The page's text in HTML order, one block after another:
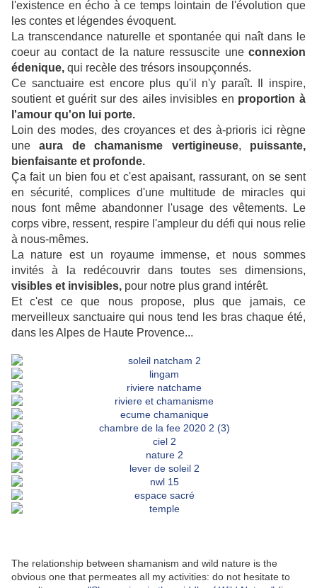
l'existence en écho à ce temps lointain de l'évolution que
les contes et légendes évoquent.
La transcendance naturelle et spontanée qui naît dans le
coeur au contact de la nature ressuscite une connexion
édenique, qui recèle des trésors insoupçonnés.
Ce sanctuaire est encore plus qu'il n'y paraît. Il inspire,
soutient et guérit sur des ailes invisibles en proportion à
l'amour qu'on lui porte.
Loin des modes, des croyances et des à-prioris ici règne
uneaura de chamanisme vertigineuse, puissante,
bienfaisante et profonde.
Ça fait un bien fou et c'est apaisant, rassurant, on se sent
en sécurité, complices d'une multitude de miracles qui
nous font même abandonner l'usage des vêtements. Le
corps vibre, ressent, respire l'ampleur du défi qui nous relie
à nous-mêmes.
La nature est un royaume immense, et nous sommes
invités à la redécouvrir dans toutes ses dimensions,
visibles et invisibles, pour notre plus grand intérêt.
Et c'est ce que nous propose, plus que jamais, ce
merveilleux sanctuaire qui nous tend les bras chaque été,
dans les Alpes de Haute Provence...
The relationship between shamanism and wild nature is the
obvious one that permeates all my activities: do not hesitate to